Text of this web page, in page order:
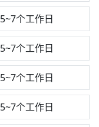
5~7个工作日
5~7个工作日
5~7个工作日
5~7个工作日